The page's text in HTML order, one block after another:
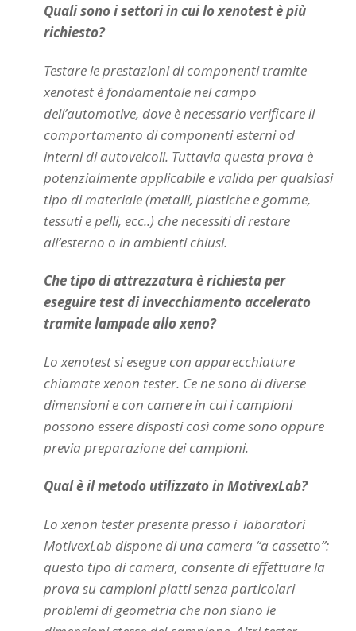
Quali sono i settori in cui lo xenotest è più
richiesto?
Testare le prestazioni di componenti tramite
xenotest è fondamentale nel campo
dell’automotive, dove è necessario verificare il
comportamento di componenti esterni od
interni di autoveicoli. Tuttavia questa prova è
potenzialmente applicabile e valida per qualsiasi
tipo di materiale (metalli, plastiche e gomme,
tessuti e pelli, ecc..) che necessiti di restare
all’esterno o in ambienti chiusi.
Che tipo di attrezzatura è richiesta per
eseguire test di invecchiamento accelerato
tramite lampade allo xeno?
Lo xenotest si esegue con apparecchiature
chiamate xenon tester. Ce ne sono di diverse
dimensioni e con camere in cui i campioni
possono essere disposti così come sono oppure
previa preparazione dei campioni.
Qual è il metodo utilizzato in MotivexLab?
Lo xenon tester presente presso i laboratori
MotivexLab dispone di una camera “a cassetto”:
questo tipo di camera, consente di effettuare la
prova su campioni piatti senza particolari
problemi di geometria che non siano le